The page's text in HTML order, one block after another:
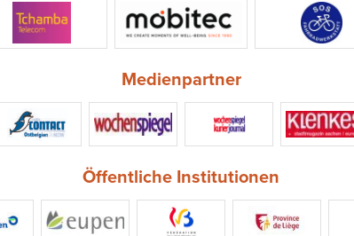
Medienpartner
Öffentliche Institutionen